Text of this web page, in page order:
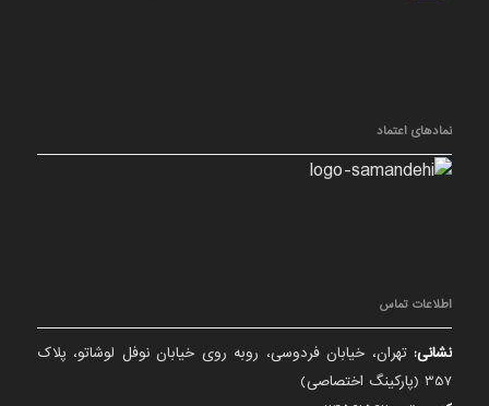
نمادهای اعتماد
اطلاعات تماس
نشانی: تهران، خیابان فردوسی، روبه روی خیابان نوفل لوشاتو، پلاک
357 (پارکینگ اختصاصی)